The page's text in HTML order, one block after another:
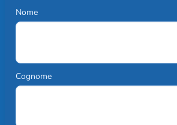
Nome
Cognome